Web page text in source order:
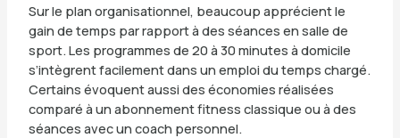
Sur le plan organisationnel, beaucoup apprécient le
gain de temps par rapport à des séances en salle de
sport. Les programmes de 20 à 30 minutes à domicile
s’intègrent facilement dans un emploi du temps chargé.
Certains évoquent aussi des économies réalisées
comparé à un abonnement fitness classique ou à des
séances avec un coach personnel.